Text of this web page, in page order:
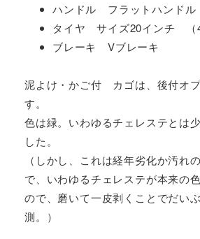
ハンドル フラットハンドル
タイヤ サイズ20インチ （
ブレーキ Vブレーキ
泥よけ・かご付 カゴは、後付オ
す。
色は緑。いわゆるチェレステとは
した。
（しかし、これは経年劣化か汚れ
で、いわゆるチェレステが本来の
ので、磨いて一皮剥くことでだい
測。）